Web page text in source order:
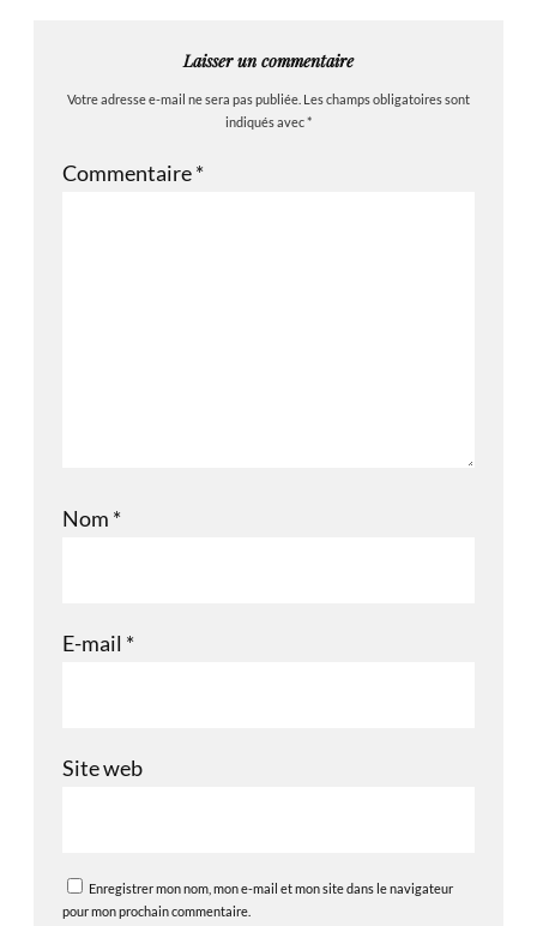
Laisser un commentaire
Votre adresse e-mail ne sera pas publiée. Les champs obligatoires sont
indiqués avec*
Commentaire*
Nom *
E-mail *
Site web
Enregistrer mon nom, mon e-mail et mon site dans le navigateur
pour mon prochain commentaire.